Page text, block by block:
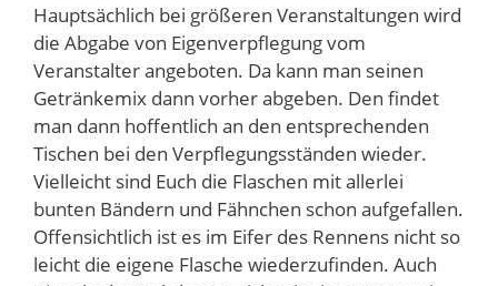
Hauptsächlich bei größeren Veranstaltungen wird
die Abgabe von Eigenverpflegung vom
Veranstalter angeboten. Da kann man seinen
Getränkemix dann vorher abgeben. Den findet
man dann hoffentlich an den entsprechenden
Tischen bei den Verpflegungsständen wieder.
Vielleicht sind Euch die Flaschen mit allerlei
bunten Bändern und Fähnchen schon aufgefallen.
Offensichtlich ist es im Eifer des Rennens nicht so
leicht die eigene Flasche wiederzufinden. Auch